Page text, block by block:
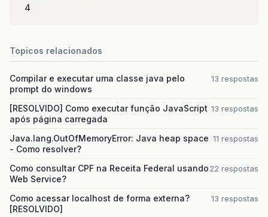
4
Topicos relacionados
Compilar e executar uma classe java pelo
prompt do windows
13 respostas
[RESOLVIDO] Como executar função JavaScript
após página carregada
13 respostas
Java.lang.OutOfMemoryError: Java heap space
- Como resolver?
11 respostas
Como consultar CPF na Receita Federal usando
Web Service?
22 respostas
Como acessar localhost de forma externa?
[RESOLVIDO]
13 respostas